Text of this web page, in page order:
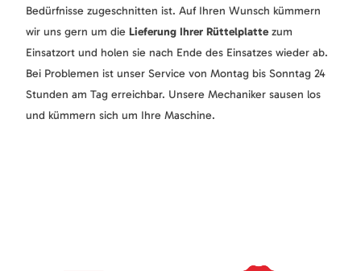
Bedürfnisse zugeschnitten ist. Auf Ihren Wunsch kümmern
wir uns gern um die Lieferung Ihrer Rüttelplattezum
Einsatzort und holen sie nach Ende des Einsatzes wieder ab.
Bei Problemen ist unser Service von Montag bis Sonntag 24
Stunden am Tag erreichbar. Unsere Mechaniker sausen los
und kümmern sich um Ihre Maschine.